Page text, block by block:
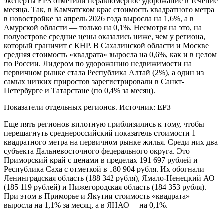
месяца. Так, в Камчатском крае стоимость квадратного метра
в новостройке за апрель 2026 года выросла на 1,6%, а в
Амурской области — только на 0,1%. Несмотря на это, на
полуострове средние цены оказались ниже, чем у региона,
который граничит с КНР. В Сахалинской области и Москве
средняя стоимость «квадрата» выросла на 0,6%, как и в целом
по России. Лидером по удорожанию недвижимости на
первичном рынке стала Республика Алтай (2%), а один из
самых низких приростов зарегистрировали в Санкт-
Петербурге и Татарстане (по 0,4% за месяц).
Показатели отдельных регионов. Источник: ЕРЗ
Еще пять регионов вплотную приблизились к тому, чтобы
перешагнуть среднероссийский показатель стоимости 1
квадратного метра на первичном рынке жилья. Среди них два
субъекта Дальневосточного федерального округа. Это
Приморский край с ценами в пределах 191 697 рублей и
Республика Саха с отметкой в 180 904 рубля. Их обогнали
Ленинградская область (188 342 рубля), Ямало-Ненецкий АО
(185 119 рублей) и Нижегородская область (184 353 рубля).
При этом в Приморье и Якутии стоимость «квадрата»
выросла на 1,1% за месяц, а в ЯНАО —на 0,1%.